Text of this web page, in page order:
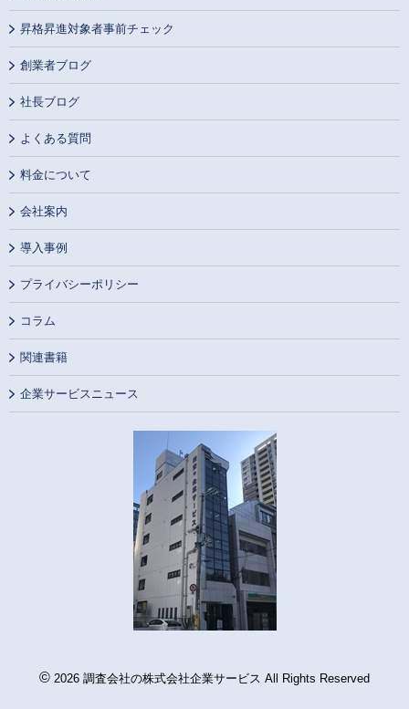
昇格昇進対象者事前チェック
創業者ブログ
社長ブログ
よくある質問
料金について
会社案内
導入事例
プライバシーポリシー
コラム
関連書籍
企業サービスニュース
© 2026 調査会社の株式会社企業サービス All Rights Reserved